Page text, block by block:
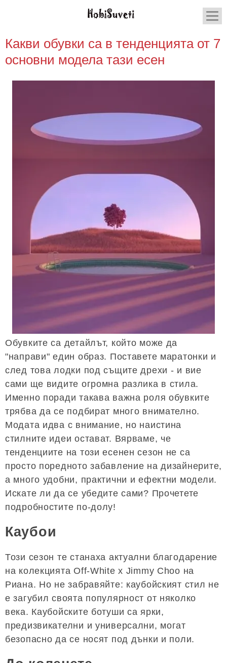
Какви обувки са в тенденцията от 7
основни модела тази есен
Обувките са детайлът, който може да
"направи" един образ. Поставете маратонки и
след това лодки под същите дрехи - и вие
сами ще видите огромна разлика в стила.
Именно поради такава важна роля обувките
трябва да се подбират много внимателно.
Модата идва с внимание, но наистина
стилните идеи остават. Вярваме, че
тенденциите на този есенен сезон не са
просто поредното забавление на дизайнерите,
а много удобни, практични и ефектни модели.
Искате ли да се убедите сами? Прочетете
подробностите по-долу!
Каубои
Този сезон те станаха актуални благодарение
на колекцията Off-White x Jimmy Choo на
Риана. Но не забравяйте: каубойският стил не
е загубил своята популярност от няколко
века. Каубойските ботуши са ярки,
предизвикателни и универсални, могат
безопасно да се носят под дънки и поли.